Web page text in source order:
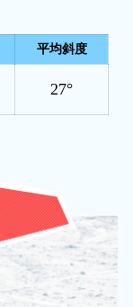
平均斜度
27°